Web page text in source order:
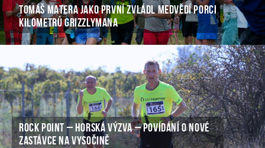
TOMÁŠ MATERA JAKO PRVNÍ ZVLÁDL MEDVĚDÍ PORCI
KILOMETRŮ GRIZZLYMANA
ROCK POINT – HORSKÁ VÝZVA – POVÍDÁNÍ O NOVÉ
ZASTÁVCE NA VYSOČINĚ